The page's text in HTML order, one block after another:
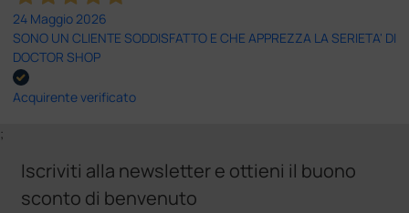
24 Maggio 2026
SONO UN CLIENTE SODDISFATTO E CHE APPREZZA LA SERIETA' DI
DOCTOR SHOP
Acquirente verificato
;
Iscriviti alla newsletter e ottieni il buono
sconto di benvenuto